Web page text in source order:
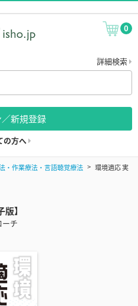
0
詳細検索
新規登録
の方へ
・作業療法・言語聴覚療法
環境適応 実
】
チ